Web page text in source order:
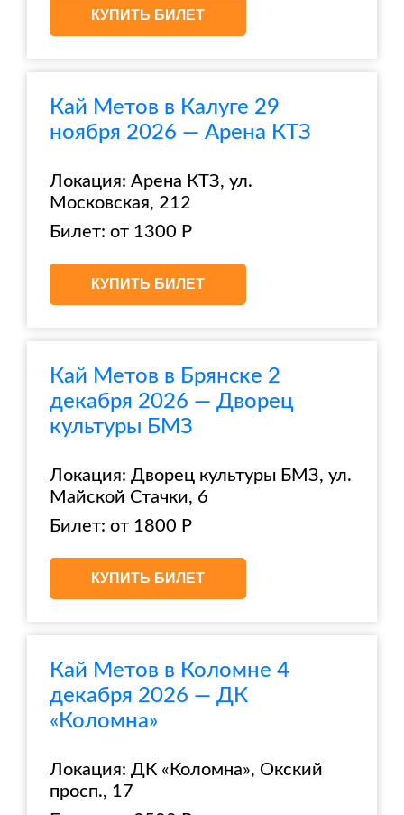
КУПИТЬ БИЛЕТ
Кай Метов в Калуге 29
ноября 2026 — Арена КТЗ
Локация: Арена КТЗ, ул.
Московская, 212
Билет: от 1300 Р
КУПИТЬ БИЛЕТ
Кай Метов в Брянске 2
декабря 2026 — Дворец
культуры БМЗ
Локация: Дворец культуры БМЗ, ул.
Майской Стачки, 6
Билет: от 1800 Р
КУПИТЬ БИЛЕТ
Кай Метов в Коломне 4
декабря 2026 — ДК
«Коломна»
Локация: ДК «Коломна», Окский
просп., 17